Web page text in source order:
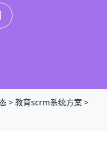
>教育scrm系统方案>